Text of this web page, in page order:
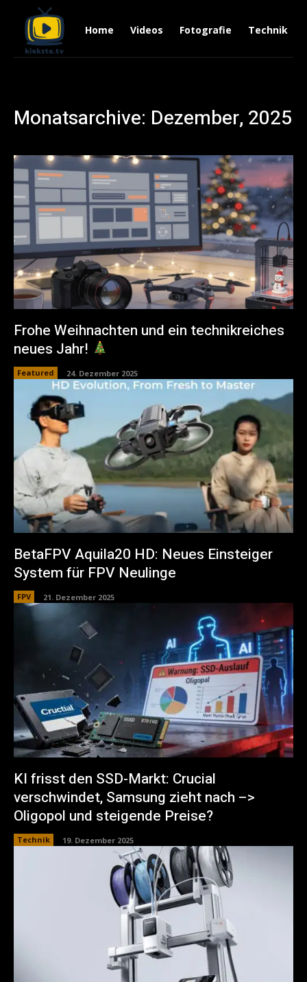
Home Videos Fotografie Technik
Monatsarchive: Dezember, 2025
Frohe Weihnachten und ein technikreiches
neues Jahr!
Featured 24. Dezember 2025
BetaFPV Aquila20 HD: Neues Einsteiger
System für FPV Neulinge
FPV 21. Dezember 2025
KI frisst den SSD-Markt: Crucial
verschwindet, Samsung zieht nach –>
Oligopol und steigende Preise?
Technik 19. Dezember 2025